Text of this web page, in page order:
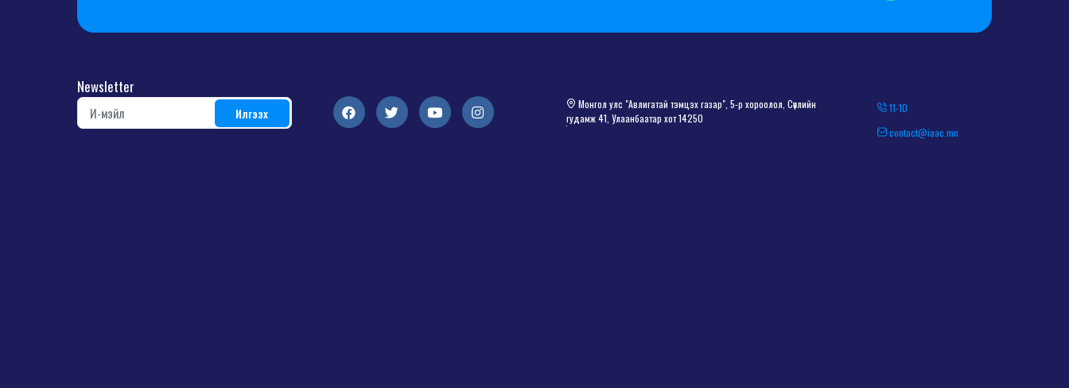
Newsletter
Монгол улс "Авлигатай тэмцэх газар", 5-р хороолол, Сөүлийн
гудамж 41, Улаанбаатар хот 14250
11-10
contact@iaac.mn